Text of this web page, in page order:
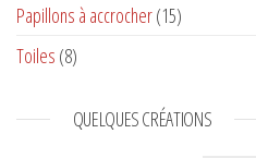
Papillons à accrocher(15)
Toiles (8)
QUELQUES CRÉATIONS